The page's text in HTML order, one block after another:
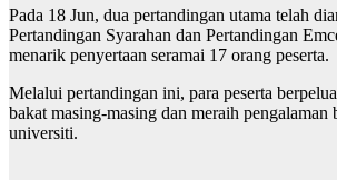
Pada 18 Jun, dua pertandingan utama telah
Pertandingan Syarahan dan Pertandingan
menarik penyertaan seramai 17 orang peserta.
Melalui pertandingan ini, para peserta
bakat masing-masing dan meraih pengalaman
universiti.